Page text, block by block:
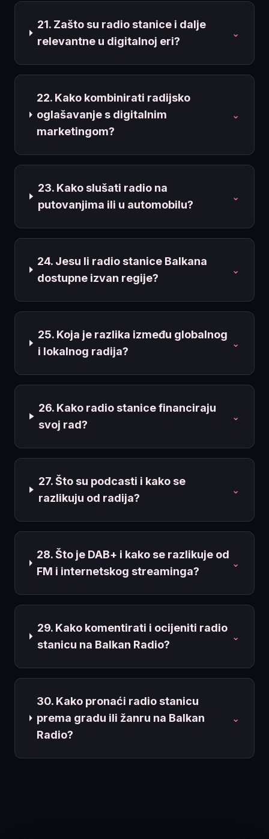
21. Zašto su radio stanice i dalje
relevantne u digitalnoj eri?
⌄
22. Kako kombinirati radijsko
oglašavanje s digitalnim
marketingom?
⌄
23. Kako slušati radio na
putovanjima ili u automobilu?
⌄
24. Jesu li radio stanice Balkana
dostupne izvan regije?
⌄
25. Koja je razlika između globalnog
i lokalnog radija?
⌄
26. Kako radio stanice financiraju
svoj rad?
⌄
27. Što su podcasti i kako se
razlikuju od radija?
⌄
28. Što je DAB+ i kako se razlikuje od
FM i internetskog streaminga?
⌄
29. Kako komentirati i ocijeniti radio
stanicu na Balkan Radio?
⌄
30. Kako pronaći radio stanicu
prema gradu ili žanru na Balkan
Radio?
⌄